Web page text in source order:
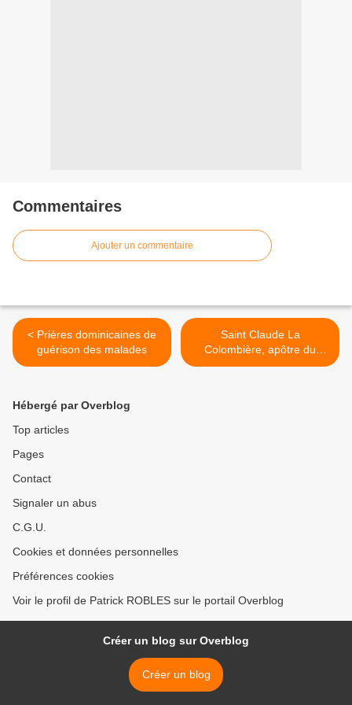
Commentaires
Ajouter un commentaire
< Prières dominicaines de
guérison des malades
Saint Claude La
Colombière, apôtre du
Sacré-Cœur de Jésus >
Hébergé par Overblog
Top articles
Pages
Contact
Signaler un abus
C.G.U.
Cookies et données personnelles
Préférences cookies
Voir le profil de Patrick ROBLES sur le portail Overblog
Créer un blog sur Overblog
Créer un blog